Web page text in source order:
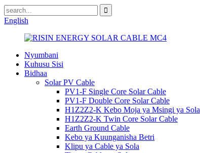
English
Nyumbani
Kuhusu Sisi
Bidhaa
Solar PV Cable
PV1-F Single Core Solar Cable
PV1-F Double Core Solar Cable
H1Z2Z2-K Kebo Moja ya Msingi ya Sola
H1Z2Z2-K Twin Core Solar Cable
Earth Ground Cable
Kebo ya Kuunganisha Betri
Klipu ya Cable ya Sola